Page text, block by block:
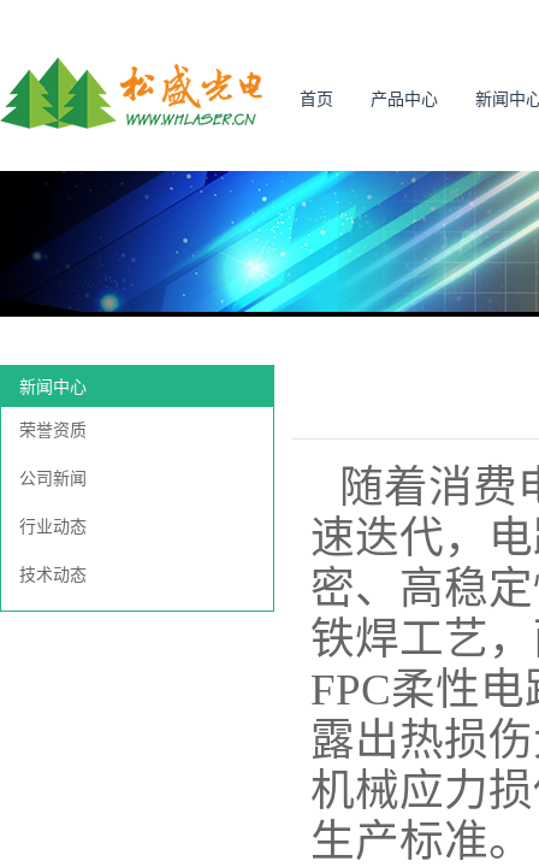
首页 产品中心 新闻中
新闻中心
荣誉资质
公司新闻
行业动态
技术动态
随着消费
速迭代，
密、高稳
铁焊工艺
FPC柔性
露出热损
机械应力
生产标准。